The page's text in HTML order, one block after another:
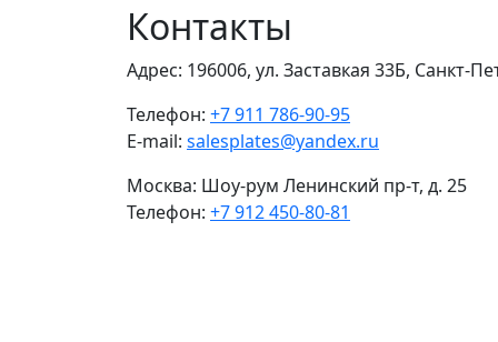
Контакты
Адрес: 196006, ул. Заставкая 33Б, Санкт-
Телефон: +7 911 786-90-95
E-mail: salesplates@yandex.ru
Москва: Шоу-рум Ленинский пр-т, д. 25
Телефон: +7 912 450-80-81